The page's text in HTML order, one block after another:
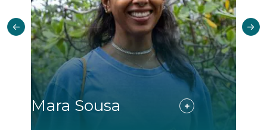
Mara Sousa